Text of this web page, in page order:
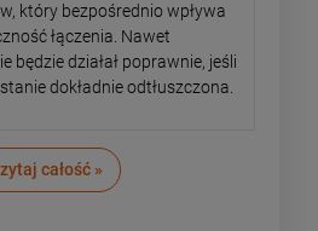
który bezpośrednio wpływa
łączenia. Nawet
będzie działał poprawnie, jeśli
dokładnie odtłuszczona.
całość »